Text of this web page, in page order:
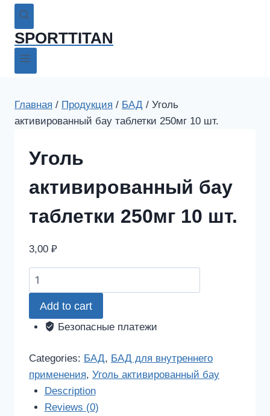
SPORTTITAN
Главная / Продукция / БАД / Уголь
активированный бау таблетки 250мг 10 шт.
Уголь
активированный бау
таблетки 250мг 10 шт.
3,00 ₽
Уголь
активированный
бау
таблетки
10
шт.
quantity
Add to cart
Безопасные платежи
Categories: БАД, БАД для внутреннего
применения, Уголь активированный бау
Description
Reviews (0)